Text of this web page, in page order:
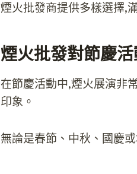
煙火批發商提供多樣選擇,
煙火批發對節慶
在節慶活動中,煙火展演非
印象。
無論是春節、中秋、國慶